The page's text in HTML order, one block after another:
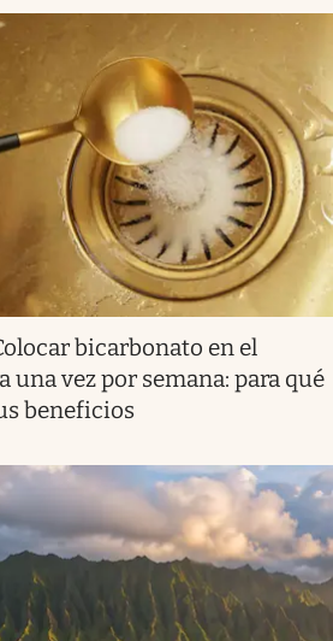
bicarbonato en el
una vez por semana: para qué
beneficios